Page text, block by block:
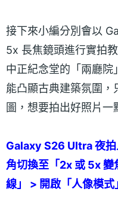
接下來小編分別會以
5x 長焦鏡頭進行實拍
中正紀念堂的「兩廳院
能凸顯古典建築氛圍
圖，想要拍出好照片一
Galaxy S26 Ultra 夜拍
角切換至「2x 或 5x 變
線」 > 開啟「人像模式